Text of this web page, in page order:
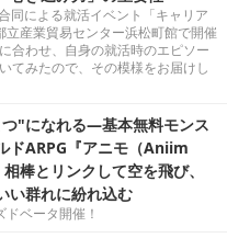
による就活イベント「キャリア
産業貿易センター浜松町館で開催
合わせ、自身の就活時のエピソー
てみたので、その模様をお届けし
"になれる―基本無料モンス
ドARPG『アニモ（Aniim
棒とリンクして空を飛び、
い群れに紛れ込む
ベータ開催！